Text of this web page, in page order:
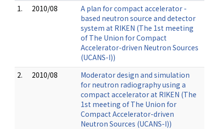
1.
2010/08
A plan for compact accelerator -
based neutron source and detector
system at RIKEN (The 1st meeting
of The Union for Compact
Accelerator-driven Neutron Sources
(UCANS-I))
2.
2010/08
Moderator design and simulation
for neutron radiography using a
compact accelerator at RIKEN (The
1st meeting of The Union for
Compact Accelerator-driven
Neutron Sources (UCANS-I))